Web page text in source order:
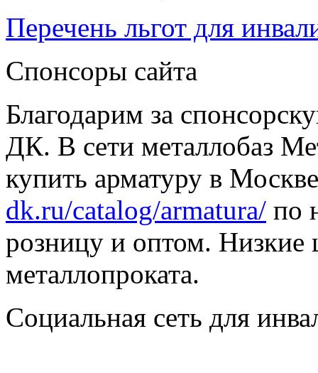
Перечень льгот для
Спонсоры сайта
Благодарим за
ДК. В сети металлобаз
купить арматуру в
dk.ru/catalog/armatura/ по
розницу и оптом. Низкие
металлопроката.
Социальная сеть для